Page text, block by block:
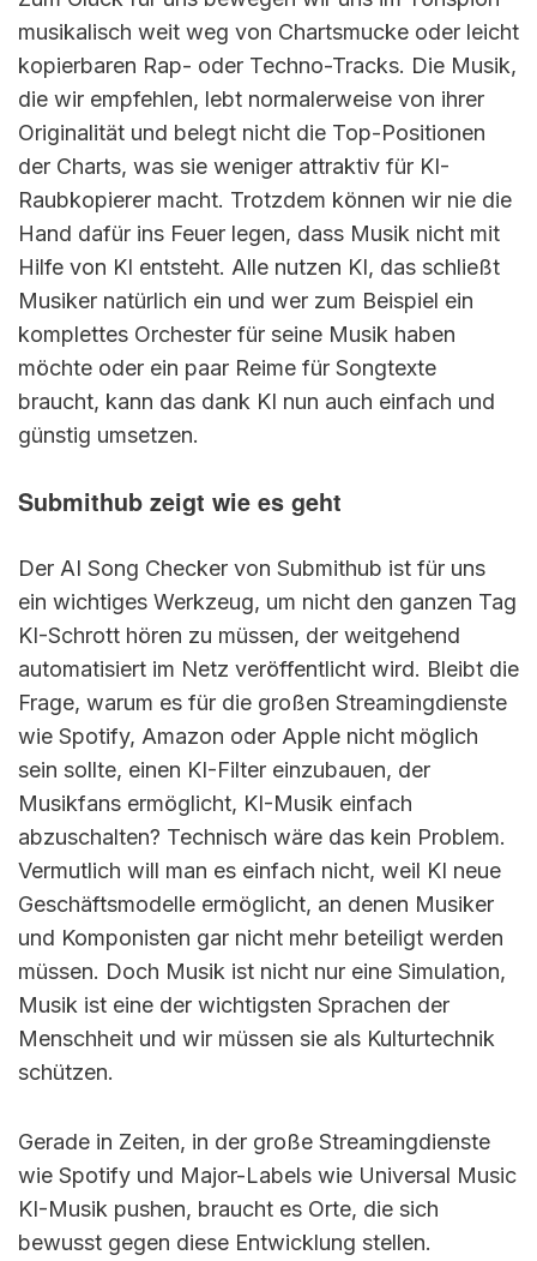
musikalisch weit weg von Chartsmucke oder leicht
kopierbaren Rap- oder Techno-Tracks. Die Musik,
die wir empfehlen, lebt normalerweise von ihrer
Originalität und belegt nicht die Top-Positionen
der Charts, was sie weniger attraktiv für KI-
Raubkopierer macht. Trotzdem können wir nie die
Hand dafür ins Feuer legen, dass Musik nicht mit
Hilfe von KI entsteht. Alle nutzen KI, das schließt
Musiker natürlich ein und wer zum Beispiel ein
komplettes Orchester für seine Musik haben
möchte oder ein paar Reime für Songtexte
braucht, kann das dank KI nun auch einfach und
günstig umsetzen.
Submithub zeigt wie es geht
Der AI Song Checker von Submithub ist für uns
ein wichtiges Werkzeug, um nicht den ganzen Tag
KI-Schrott hören zu müssen, der weitgehend
automatisiert im Netz veröffentlicht wird. Bleibt die
Frage, warum es für die großen Streamingdienste
wie Spotify, Amazon oder Apple nicht möglich
sein sollte, einen KI-Filter einzubauen, der
Musikfans ermöglicht, KI-Musik einfach
abzuschalten? Technisch wäre das kein Problem.
Vermutlich will man es einfach nicht, weil KI neue
Geschäftsmodelle ermöglicht, an denen Musiker
und Komponisten gar nicht mehr beteiligt werden
müssen. Doch Musik ist nicht nur eine Simulation,
Musik ist eine der wichtigsten Sprachen der
Menschheit und wir müssen sie als Kulturtechnik
schützen.
Gerade in Zeiten, in der große Streamingdienste
wie Spotify und Major-Labels wie Universal Music
KI-Musik pushen, braucht es Orte, die sich
bewusst gegen diese Entwicklung stellen.